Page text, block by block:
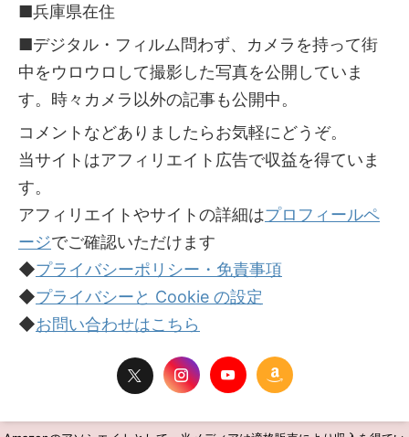
■兵庫県在住
■デジタル・フィルム問わず、カメラを持って街
中をウロウロして撮影した写真を公開していま
す。時々カメラ以外の記事も公開中。
コメントなどありましたらお気軽にどうぞ。
当サイトはアフィリエイト広告で収益を得ていま
す。
アフィリエイトやサイトの詳細はプロフィールペ
ージでご確認いただけます
◆プライバシーポリシー・免責事項
◆プライバシーと Cookie の設定
◆お問い合わせはこちら